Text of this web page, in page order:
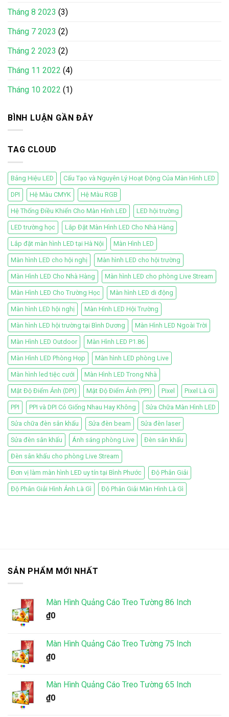
Tháng 8 2023 (3)
Tháng 7 2023 (2)
Tháng 2 2023 (2)
Tháng 11 2022 (4)
Tháng 10 2022 (1)
BÌNH LUẬN GẦN ĐÂY
TAG CLOUD
Bảng Hiệu LED Cấu Tạo và Nguyên Lý Hoạt Động Của Màn Hình LED
DPI Hệ Màu CMYK Hệ Màu RGB
Hệ Thống Điều Khiển Cho Màn Hình LED LED hội trường
LED trường học Lắp Đặt Màn Hình LED Cho Nhà Hàng
Lắp đặt màn hình LED tại Hà Nội Màn Hình LED
Màn hình LED cho hội nghị Màn hình LED cho hội trường
Màn Hình LED Cho Nhà Hàng Màn hình LED cho phòng Live Stream
Màn Hình LED Cho Trường Học Màn hình LED di động
Màn hình LED hội nghị Màn Hình LED Hội Trường
Màn hình LED hội trường tại Bình Dương Màn Hình LED Ngoài Trời
Màn Hình LED Outdoor Màn Hình LED P1.86
Màn Hình LED Phòng Họp Màn hình LED phòng Live
Màn hình led tiệc cưới Màn Hình LED Trong Nhà
Mật Độ Điểm Ảnh (DPI) Mật Độ Điểm Ảnh (PPI) Pixel Pixel Là Gì
PPI PPI và DPI Có Giống Nhau Hay Không Sửa Chữa Màn Hình LED
Sửa chữa đèn sân khấu Sửa đèn beam Sửa đèn laser
Sửa đèn sân khấu Ánh sáng phòng Live Đèn sân khấu
Đèn sân khấu cho phòng Live Stream
Đơn vị làm màn hình LED uy tín tại Bình Phước Độ Phân Giải
Độ Phân Giải Hình Ảnh Là Gì Độ Phân Giải Màn Hình Là Gì
SẢN PHẨM MỚI NHẤT
Màn Hình Quảng Cáo Treo Tường 86 Inch
₫0
Màn Hình Quảng Cáo Treo Tường 75 Inch
₫0
Màn Hình Quảng Cáo Treo Tường 65 Inch
₫0